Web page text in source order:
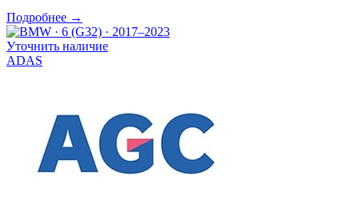
Подробнее →
Уточнить наличие
ADAS